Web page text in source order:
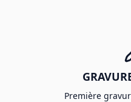
Première